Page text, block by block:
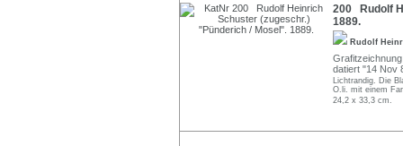
200 Rudolf
1889.
Rudolf
datiert "14 Nov
Lichtrandig. Die
O.li. mit einem
24,2 x 33,3 cm.